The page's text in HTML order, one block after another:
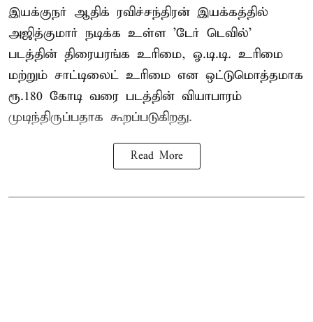
இயக்குநர் ஆதிக் ரவிச்சந்திரன் இயக்கத்தில்
அஜித்குமார் நடிக்க உள்ள 'டேர் டெவில்'
படத்தின் திரையரங்க உரிமை, ஓ.டி.டி. உரிமை
மற்றும் சாட்டிலைட் உரிமை என ஒட்டுமொத்தமாக
ரூ.180 கோடி வரை படத்தின் வியாபாரம்
முடிந்திருப்பதாக கூறப்படுகிறது.
Read More